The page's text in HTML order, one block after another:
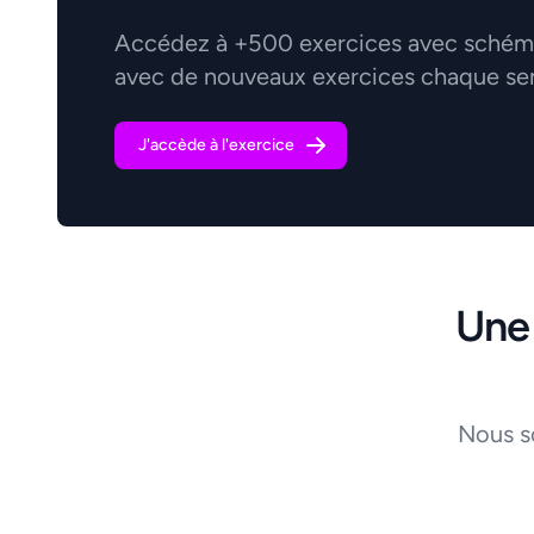
Accédez à +500 exercices avec
avec de nouveaux exercices chaque
J'accède à l'exercice
Nous